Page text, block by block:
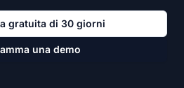
gratuita di 30 giorni
una demo